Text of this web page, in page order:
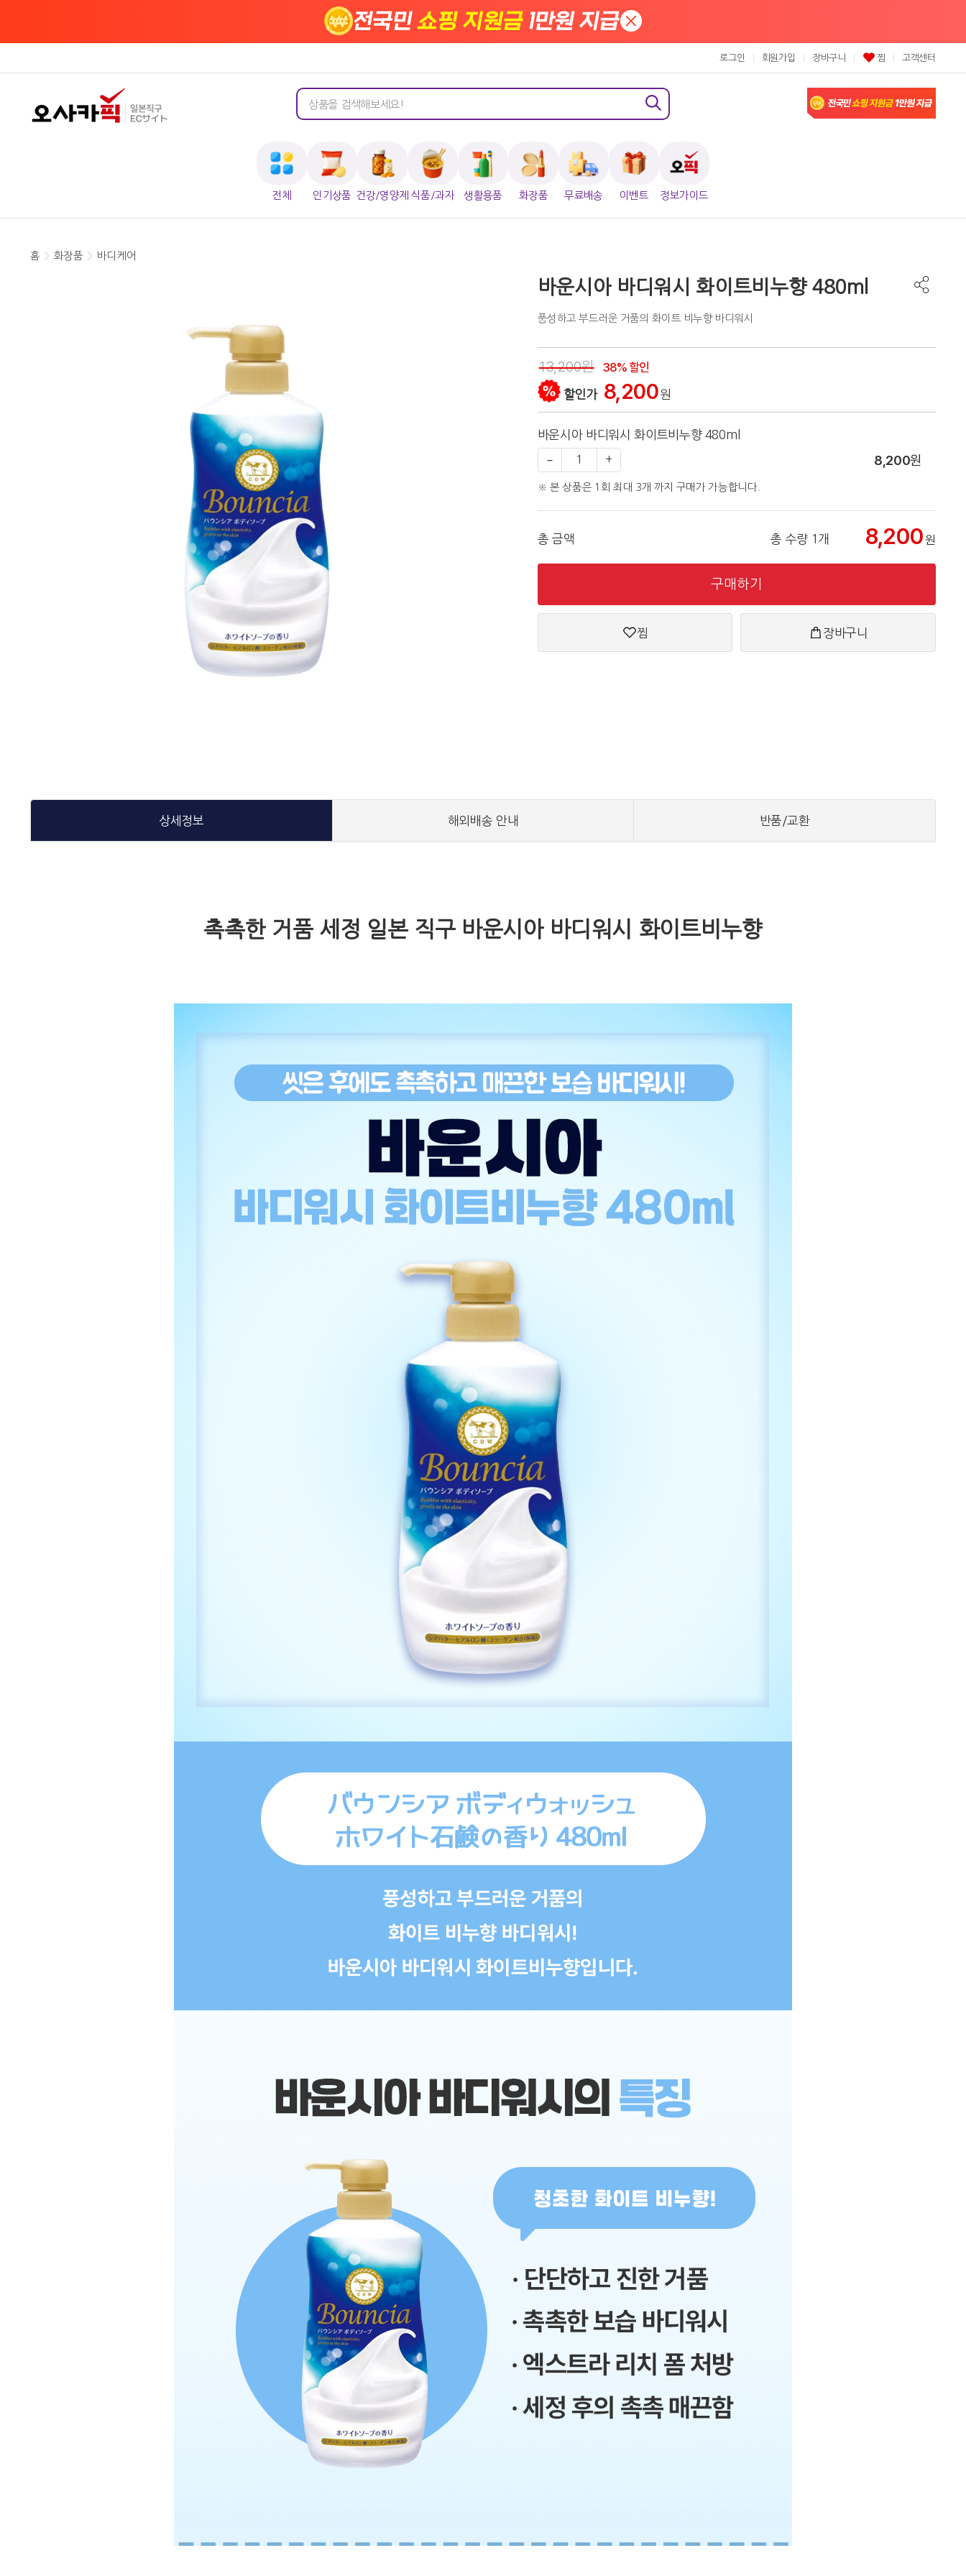
전국민쇼핑 지원금1만원 지급×
로그인 회원가입 장바구니 찜 고객센터
전체 인기상품 건강/영양제 식품/과자 생활용품 화장품 무료배송 이벤트 정보가이드
홈 > 화장품 > 바디케어
바운시아 바디워시 화이트비누향 480ml
풍성하고 부드러운 거품의 화이트 비누향 바디워시
13,200원 38% 할인
할인가 8,200원
바운시아 바디워시 화이트비누향 480ml
− 1 + 8,200원
※ 본 상품은 1회 최대 3개 까지 구매가 가능합니다.
총 금액 총 수량 1개 8,200원
구매하기
찜 장바구니
상세정보 해외배송 안내 반품/교환
촉촉한 거품 세정 일본 직구 바운시아 바디워시 화이트비누향